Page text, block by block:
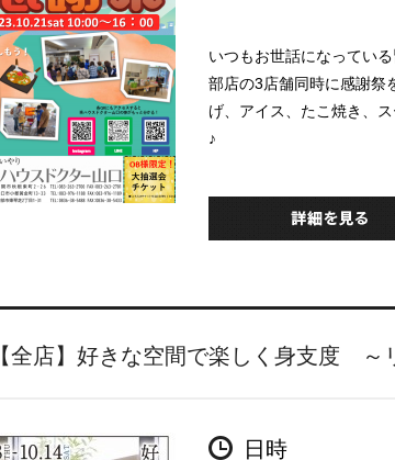
いつもお世話になってい
部店の3店舗同時に感謝祭
げ、アイス、たこ焼き、
♪
【全店】好きな空間で楽しく身支度 ～
日時